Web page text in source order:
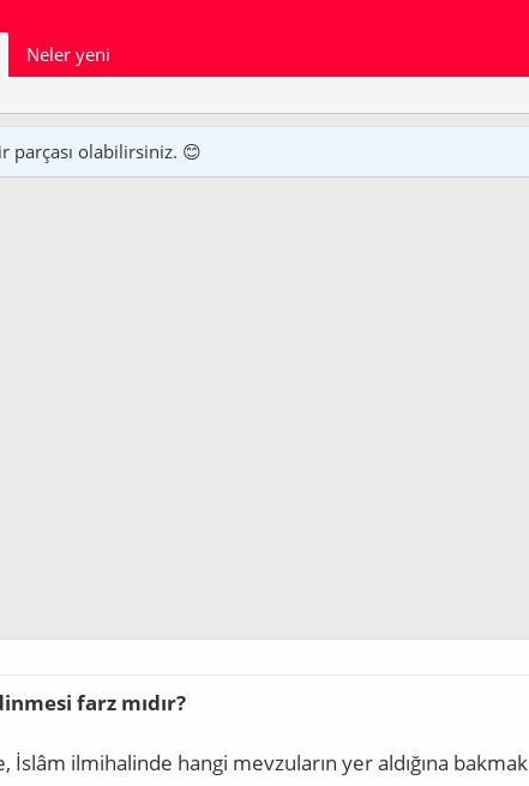
Neler yeni
parçası olabilirsiniz. 😊
farz mıdır?
İslâm ilmihalinde hangi mevzuların yer aldığına bakmak